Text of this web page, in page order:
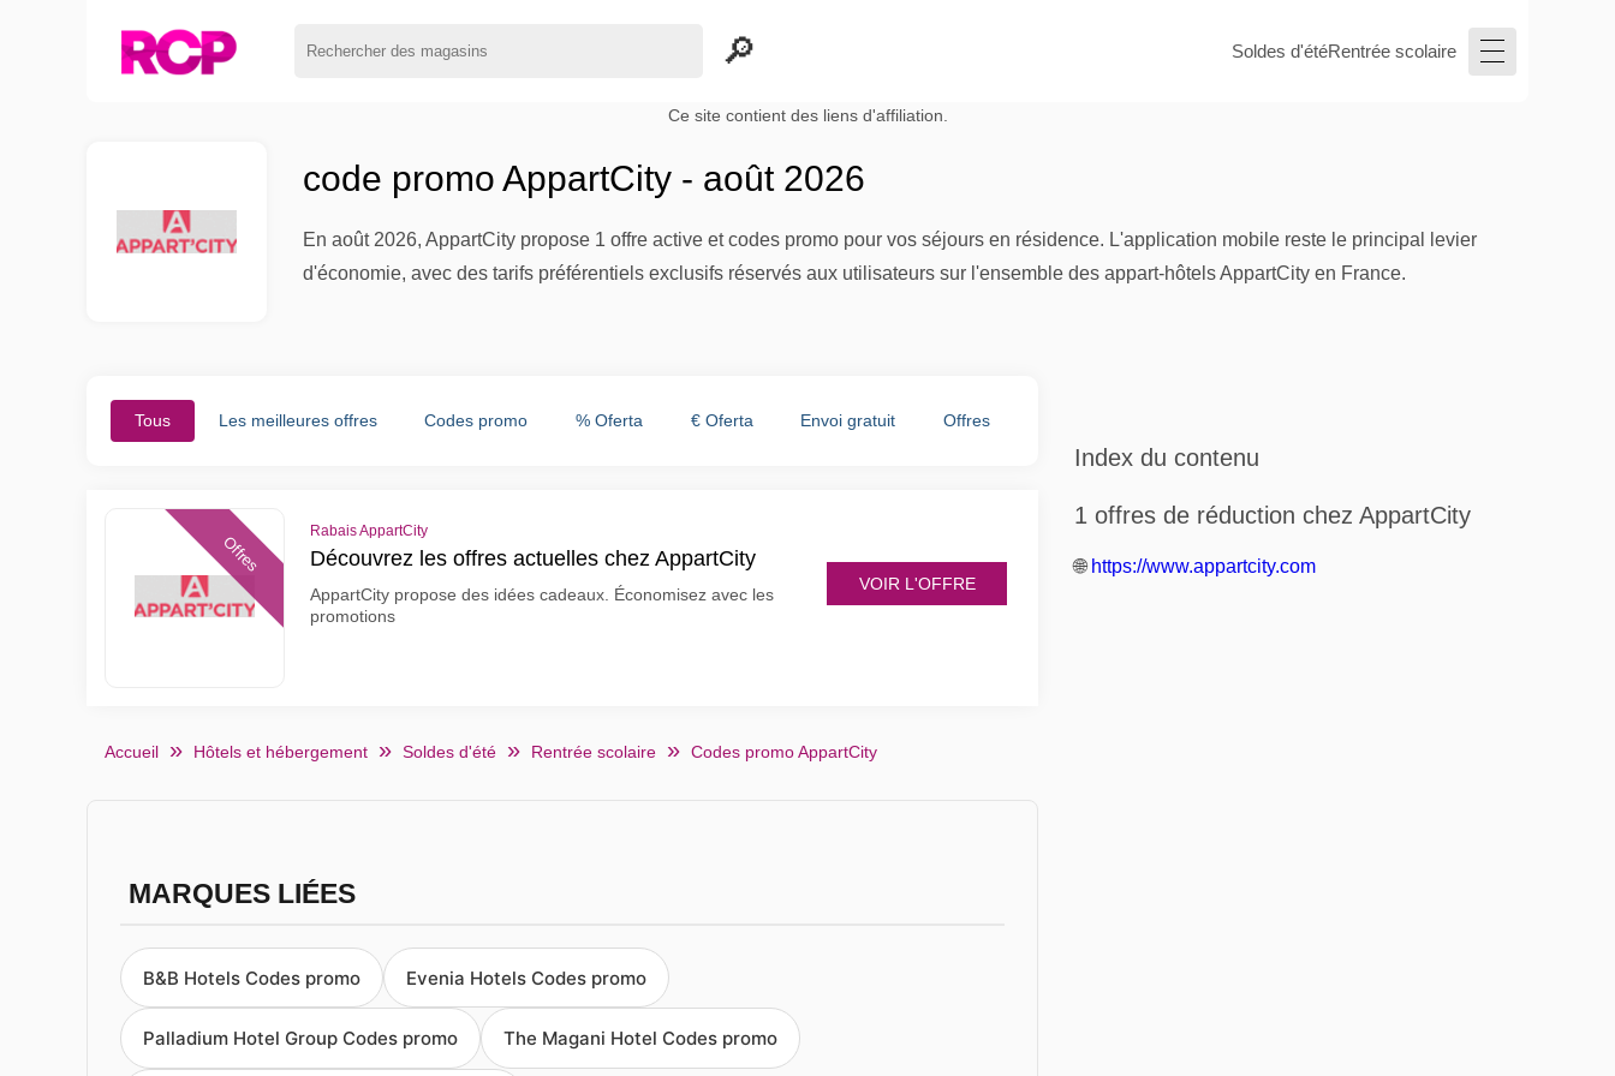
Soldes d'étéRentrée scolaire
Ce site contient des liens d'affiliation.
code promo AppartCity - août 2026
En août 2026, AppartCity propose 1 offre active et codes promo pour vos séjours en résidence. L'application mobile reste le principal levier
d'économie, avec des tarifs préférentiels exclusifs réservés aux utilisateurs sur l'ensemble des appart-hôtels AppartCity en France.
Tous Les meilleures offres Codes promo % Oferta € Oferta Envoi gratuit Offres
Offres
Rabais AppartCity
Découvrez les offres actuelles chez AppartCity
AppartCity propose des idées cadeaux. Économisez avec les
promotions
VOIR L'OFFRE
Accueil Hôtels et hébergement Soldes d'été Rentrée scolaire Codes promo AppartCity
MARQUES LIÉES
B&B Hotels Codes promo Evenia Hotels Codes promo
Palladium Hotel Group Codes promo The Magani Hotel Codes promo
Index du contenu
1 offres de réduction chez AppartCity
🌐 https://www.appartcity.com